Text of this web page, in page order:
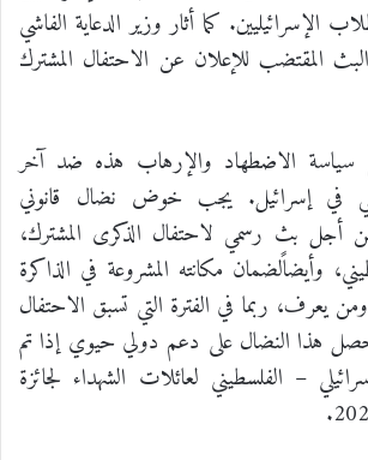
الإسرائيليين. كما أثار وزير الدعاية الفاشي
المقتضب للإعلان عن الاحتفال المشترك
سياسة الاضطهاد والإرهاب هذه ضد آخر
في إسرائيل. يجب خوض نضال قانوني
أجل بث رسمي لاحتفال الذكرى المشترك،
وأيضاًلضمان مكانته المشروعة في الذاكرة
ومن يعرف، ربما في الفترة التي تسبق الاحتفال
هذا النضال على دعم دولي حيوي إذا تم
– الفلسطيني لعائلات الشهداء لجائزة